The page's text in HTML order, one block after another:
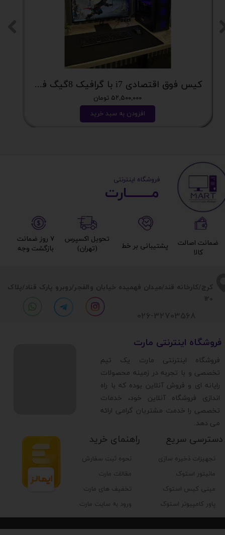
کیس فوق اقتصادی i7 با گرافیک 8گیگ فوق اکونومی کد 2162
۵۲,۵۰۰,۰۰۰ تومان
افزودن به سبد خرید
​​کرج/کارخانه قند/میدان فهمیده خیابان والفجر/روبرو پارک قناد/پلاک
120
تجهیزات ذخیره سازی
مانیتور استوک
مینی کیس استوک
پاور کامپیوتر استوک
دسترسی سریع راهنمای خرید
نحوه ثبت سفارش
مقالات مارت
تخفیف های مارت
ورود به سایت مارت
​فروشگاه اینترنتی مارت
​فروشگاه اینترنتی مارت یک تیم
تخصصی و با تجربه در زمینه محصولات
رایانه ای و فروش آنلاین بوده که با راه
اندازی فروشگاه آنلاین خود، خدمات
تخصصی را خدمت مشتریان گرامی ارائه
می دهد.
026-32703568
مــــــــارت​​​​​​
​ ​فروشگاه اینترنتی
۷ روز ضمانت
بازگشت وجه​​​​​​​
تحویل اکسپرس
(تهران)​​​​​​​
پشتیبانی بر خط​​​​​​​
ضمانت اصالت
کالا​​​​​​​